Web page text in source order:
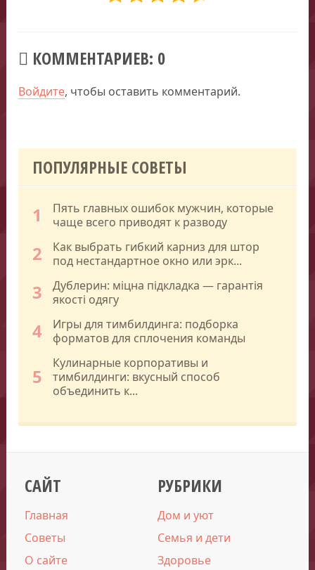
КОММЕНТАРИЕВ: 0
Войдите, чтобы оставить комментарий.
ПОПУЛЯРНЫЕ СОВЕТЫ
1
Пять главных ошибок мужчин, которые
чаще всего приводят к разводу
2
Как выбрать гибкий карниз для штор
под нестандартное окно или эрк...
3
Дублерин: міцна підкладка — гарантія
якості одягу
4
Игры для тимбилдинга: подборка
форматов для сплочения команды
5
Кулинарные корпоративы и
тимбилдинги: вкусный способ
объединить к...
САЙТ
Главная
Советы
О сайте
РУБРИКИ
Дом и уют
Семья и дети
Здоровье